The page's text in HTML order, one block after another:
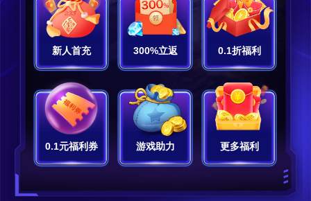
新人首充 300%立返 0.1折福利
0.1元福利券 游戏助力 更多福利